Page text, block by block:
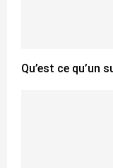
Qu’est ce qu’un